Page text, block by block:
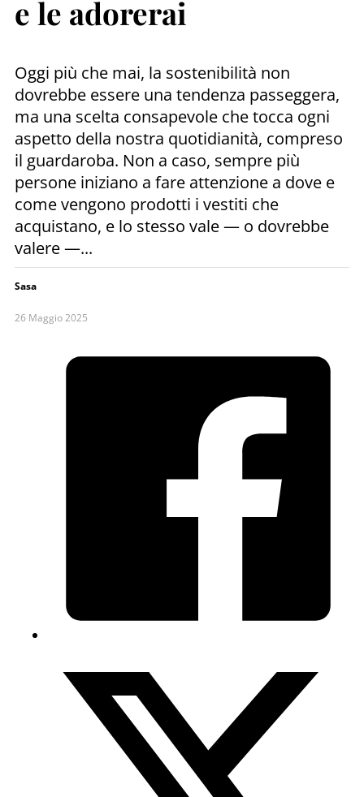
e le adorerai
Oggi più che mai, la sostenibilità non
dovrebbe essere una tendenza passeggera,
ma una scelta consapevole che tocca ogni
aspetto della nostra quotidianità, compreso
il guardaroba. Non a caso, sempre più
persone iniziano a fare attenzione a dove e
come vengono prodotti i vestiti che
acquistano, e lo stesso vale — o dovrebbe
valere —...
Sasa
26 Maggio 2025